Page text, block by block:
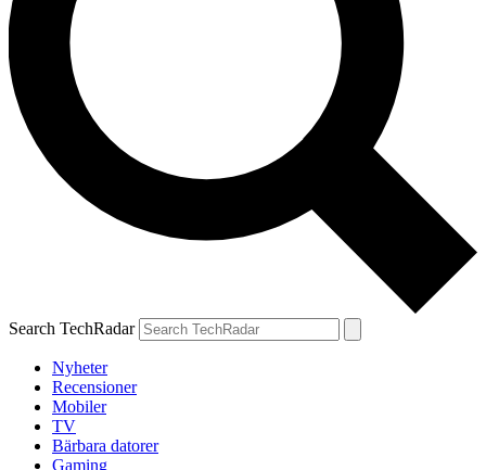
Search TechRadar
Nyheter
Recensioner
Mobiler
TV
Bärbara datorer
Gaming